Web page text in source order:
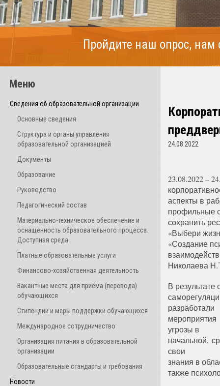
Пройдите наш опрос,
Меню
Сведения об образовательной организации
Основные сведения
Структура и органы управления
образовательной организацией
Документы
Образование
Руководство
Педагогический состав
Материально-техническое обеспечение и
оснащенность образовательного процесса.
Доступная среда
Платные образовательные услуги
Финансово-хозяйственная деятельность
Вакантные места для приёма (перевода)
обучающихся
Стипендии и меры поддержки обучающихся
Международное сотрудничество
Организация питания в образовательной
организации
Образовательные стандарты и требования
Новости
24.08.2022
23.08.2022 –
аспекты в
профильные
сохранить
«Выбери
«Создание
Николаева
В результате
разработали
угрозы в
начальной,
свои
знания в
также